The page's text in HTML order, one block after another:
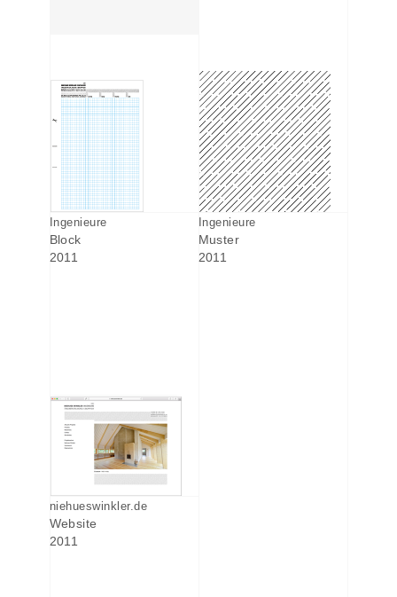
Ingenieure
Block
2011
Ingenieure
Muster
2011
niehueswinkler.de
Website
2011